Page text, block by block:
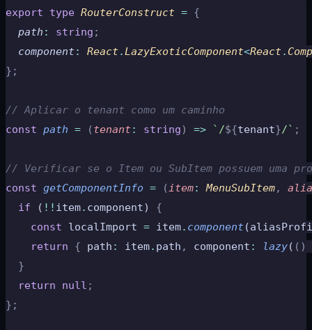
export type RouterConstruct = {
  path
: string ;
  component
: React.LazyExoticComponent<React.
};
// Aplicar o tenant como um caminho
const path = (tenant: string) => `/${tenant}/` ;
// Verificar se o Item ou SubItem possuem uma
const getComponentInfo = (item: MenuSubItem,
  if
( !! item. component) {
    const
localImport = item. component
    return
{ path : item. path , component : lazy( ()
  }
  return
null ;
};